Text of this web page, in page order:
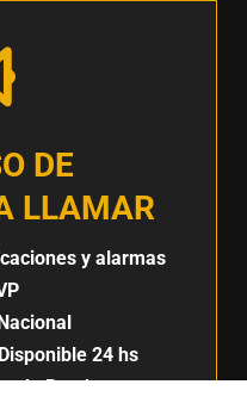
DE
LLAMAR
y alarmas
24 hs
de Bomberos